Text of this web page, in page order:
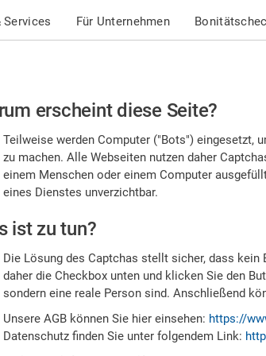
Services Für Unternehmen
erscheint diese Seite?
Teilweise werden Computer ("Bots") eingesetzt,
zu machen. Alle Webseiten nutzen daher
einem Menschen oder einem Computer
eines Dienstes unverzichtbar.
ist zu tun?
Die Lösung des Captchas stellt sicher, dass
daher die Checkbox unten und klicken Sie den
sondern eine reale Person sind. Anschließend
Unsere AGB können Sie hier einsehen: https://
Datenschutz finden Sie unter folgendem Link: